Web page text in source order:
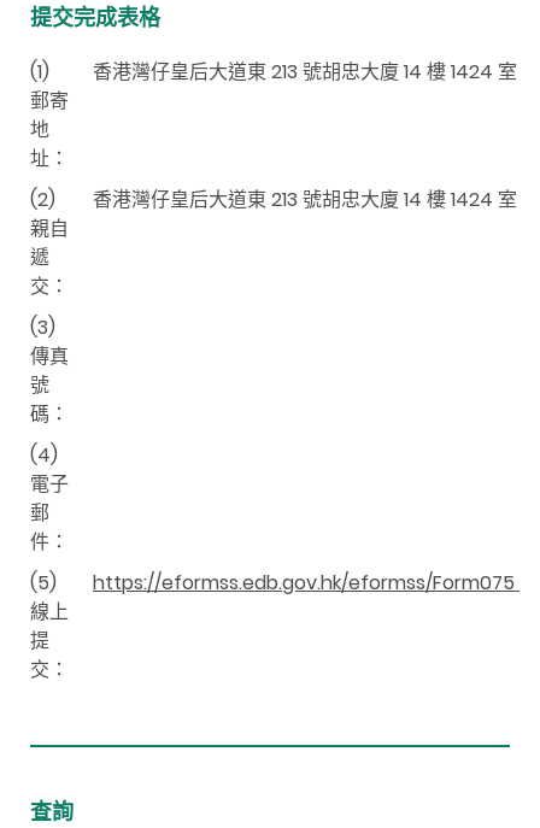
提交完成表格
(1)
郵寄
地
址：
香港灣仔皇后大道東 213 號胡忠大廈 14 樓 1424 室
(2)
親自
遞
交：
香港灣仔皇后大道東 213 號胡忠大廈 14 樓 1424 室
(3)
傳真
號
碼：
(4)
電子
郵
件：
(5)
線上
提
交：
https://eformss.edb.gov.hk/eformss/Form075
查詢